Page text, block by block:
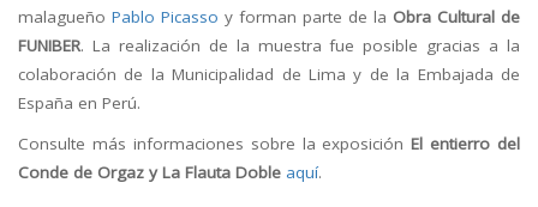
malagueño Pablo Picasso y forman parte de la Obra Cultural de
FUNIBER. La realización de la muestra fue posible gracias a la
colaboración de la Municipalidad de Lima y de la Embajada de
España en Perú.
Consulte más informaciones sobre la exposiciónEl entierro del
Conde de Orgaz y La Flauta Doble aquí.